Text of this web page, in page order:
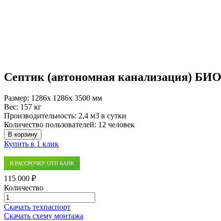
Септик (автономная канализация)
Размер: 1286x 1286x 3500 мм
Вес: 157 кг
Производительность: 2,4 м3 в сутки
Количество пользователей: 12 человек
В корзину
Купить в 1 клик
В РАССРОЧКУ ОТП БАНК
115 000 ₽
Количество
Количество
товара
Септик
Скачать техпаспорт
Скачать схему монтажа